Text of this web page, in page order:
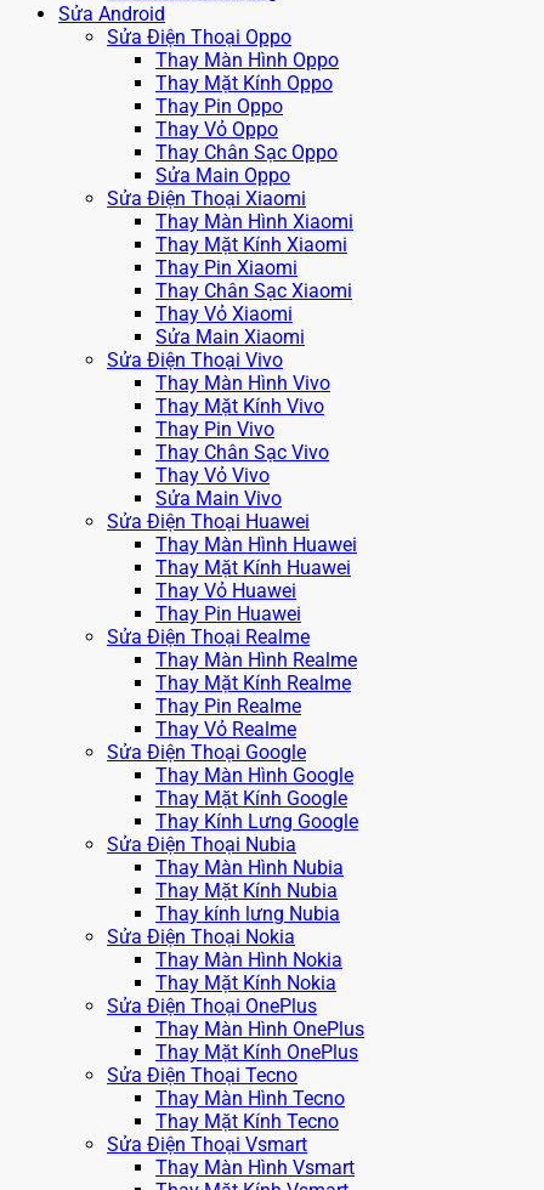
Sửa Android
Sửa Điện Thoại Oppo
Thay Màn Hình Oppo
Thay Mặt Kính Oppo
Thay Pin Oppo
Thay Vỏ Oppo
Thay Chân Sạc Oppo
Sửa Main Oppo
Sửa Điện Thoại Xiaomi
Thay Màn Hình Xiaomi
Thay Mặt Kính Xiaomi
Thay Pin Xiaomi
Thay Chân Sạc Xiaomi
Thay Vỏ Xiaomi
Sửa Main Xiaomi
Sửa Điện Thoại Vivo
Thay Màn Hình Vivo
Thay Mặt Kính Vivo
Thay Pin Vivo
Thay Chân Sạc Vivo
Thay Vỏ Vivo
Sửa Main Vivo
Sửa Điện Thoại Huawei
Thay Màn Hình Huawei
Thay Mặt Kính Huawei
Thay Vỏ Huawei
Thay Pin Huawei
Sửa Điện Thoại Realme
Thay Màn Hình Realme
Thay Mặt Kính Realme
Thay Pin Realme
Thay Vỏ Realme
Sửa Điện Thoại Google
Thay Màn Hình Google
Thay Mặt Kính Google
Thay Kính Lưng Google
Sửa Điện Thoại Nubia
Thay Màn Hình Nubia
Thay Mặt Kính Nubia
Thay kính lưng Nubia
Sửa Điện Thoại Nokia
Thay Màn Hình Nokia
Thay Mặt Kính Nokia
Sửa Điện Thoại OnePlus
Thay Màn Hình OnePlus
Thay Mặt Kính OnePlus
Sửa Điện Thoại Tecno
Thay Màn Hình Tecno
Thay Mặt Kính Tecno
Sửa Điện Thoại Vsmart
Thay Màn Hình Vsmart